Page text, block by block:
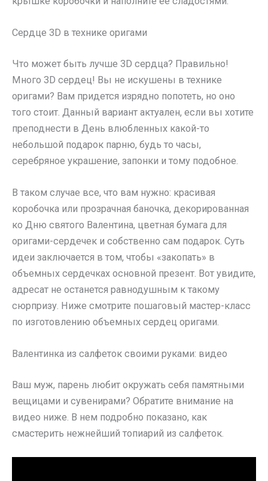
Сердце 3D в технике оригами
Что может быть лучше 3D сердца? Правильно!
Много 3D сердец! Вы не искушены в технике
оригами? Вам придется изрядно попотеть, но оно
того стоит. Данный вариант актуален, если вы хотите
преподнести в День влюбленных какой-то
небольшой подарок парню, будь то часы,
серебряное украшение, запонки и тому подобное.
В таком случае все, что вам нужно: красивая
коробочка или прозрачная баночка, декорированная
ко Дню святого Валентина, цветная бумага для
оригами-сердечек и собственно сам подарок. Суть
идеи заключается в том, чтобы «закопать» в
объемных сердечках основной презент. Вот увидите,
адресат не останется равнодушным к такому
сюрпризу. Ниже смотрите пошаговый мастер-класс
по изготовлению объемных сердец оригами.
Валентинка из салфеток своими руками: видео
Ваш муж, парень любит окружать себя памятными
вещицами и сувенирами? Обратите внимание на
видео ниже. В нем подробно показано, как
смастерить нежнейший топиарий из салфеток.